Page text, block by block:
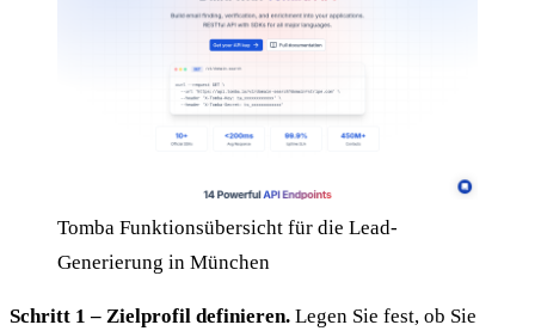
Tomba Funktionsübersicht für die Lead-
Generierung in München
Schritt 1 – Zielprofil definieren. Legen Sie fest, ob Sie